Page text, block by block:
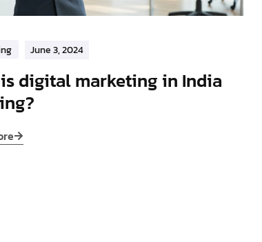
June 3, 2024
digital marketing in India